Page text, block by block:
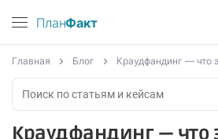
ПланФакт
Главная Блог Краудфандинг — что
Краудфандинг — что